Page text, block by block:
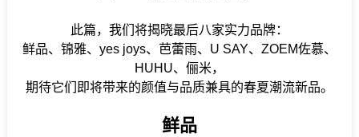
此篇，我们将揭晓最后八家实力品牌：
鲜品、锦雅、yes joys、芭蕾雨、U SAY、ZOEM佐慕、
HUHU、俪米，
期待它们即将带来的颜值与品质兼具的春夏潮流新品。
鲜品